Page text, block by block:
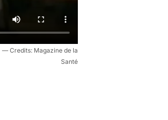
Magazine de la
Santé